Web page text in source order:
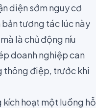
diện sớm nguy cơ
bản tương tác lúc này
là chủ động níu
doanh nghiệp can
thông điệp, trước khi
hoạt một luồng hỗ